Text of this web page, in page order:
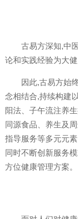
古易方深知,中
论和实践经验为大
因此,古易方始
念相结合,持续构建
阳法、子午流注养
同源食品、养生及
指导服务等多元元
同时不断创新服务
方位健康管理方案。